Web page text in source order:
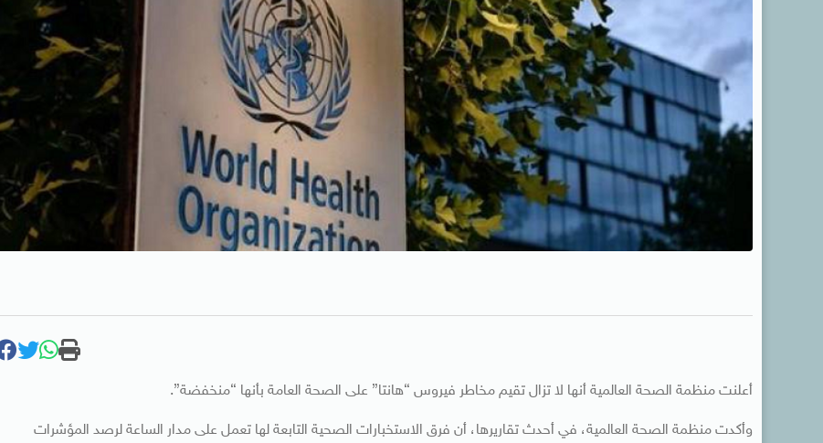
أعلنت منظمة الصحة العالمية أنها لا تزال تقيم مخاطر فيروس “هانتا” على الصحة العامة بأنها “منخفضة”.
وأكدت منظمة الصحة العالمية، في أحدث تقاريرها، أن فرق الاستخبارات الصحية التابعة لها تعمل على مدار الساعة لرصد المؤشرات